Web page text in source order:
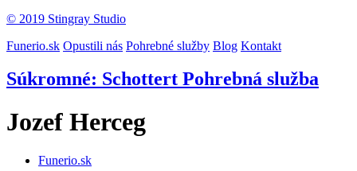
© 2019 Stingray Studio
Funerio.sk Opustili nás Pohrebné služby Blog Kontakt
Súkromné: Schottert Pohrebná služba
Jozef Herceg
Funerio.sk